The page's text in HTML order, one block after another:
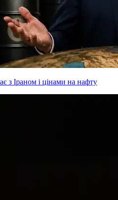
з Іраном і цінами на нафту